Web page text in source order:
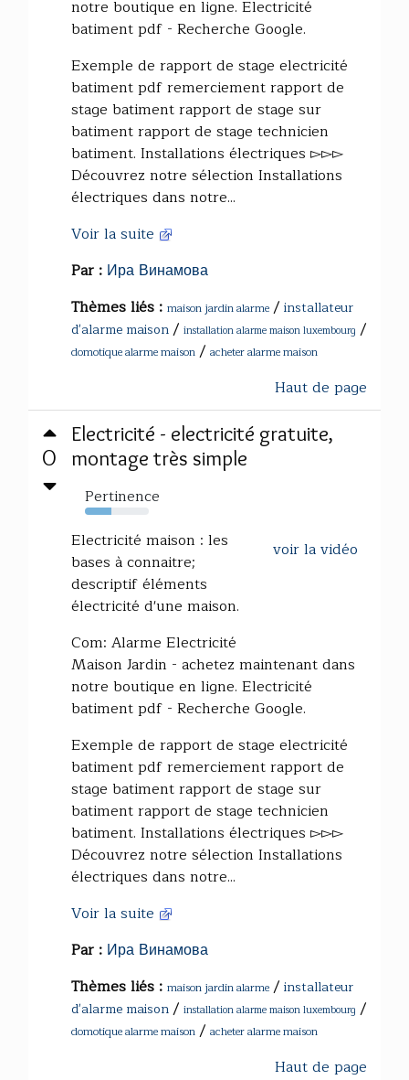
notre boutique en ligne. Electricité
batiment pdf - Recherche Google.
Exemple de rapport de stage electricité
batiment pdf remerciement rapport de
stage batiment rapport de stage sur
batiment rapport de stage technicien
batiment. Installations électriques ▻▻▻
Découvrez notre sélection Installations
électriques dans notre...
Voir la suite
Par : Ира Винамова
Thèmes liés : maison jardin alarme / installateur
d'alarme maison/ installation alarme maison luxembourg /
domotique alarme maison / acheter alarme maison
Haut de page
0
Electricité - electricité gratuite,
montage très simple
Pertinence
41%
voir la vidéo
Electricité maison : les
bases à connaitre;
descriptif éléments
électricité d'une maison.
Com: Alarme Electricité
Maison Jardin - achetez maintenant dans
notre boutique en ligne. Electricité
batiment pdf - Recherche Google.
Exemple de rapport de stage electricité
batiment pdf remerciement rapport de
stage batiment rapport de stage sur
batiment rapport de stage technicien
batiment. Installations électriques ▻▻▻
Découvrez notre sélection Installations
électriques dans notre...
Voir la suite
Par : Ира Винамова
Thèmes liés : maison jardin alarme / installateur
d'alarme maison/ installation alarme maison luxembourg /
domotique alarme maison / acheter alarme maison
Haut de page